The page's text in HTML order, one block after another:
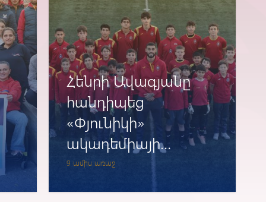
9 ամիս առաջ
Հենրի Ավագյանը
հանդիպեց
«Փյունիկի»
ակադեմիայի
պատանի